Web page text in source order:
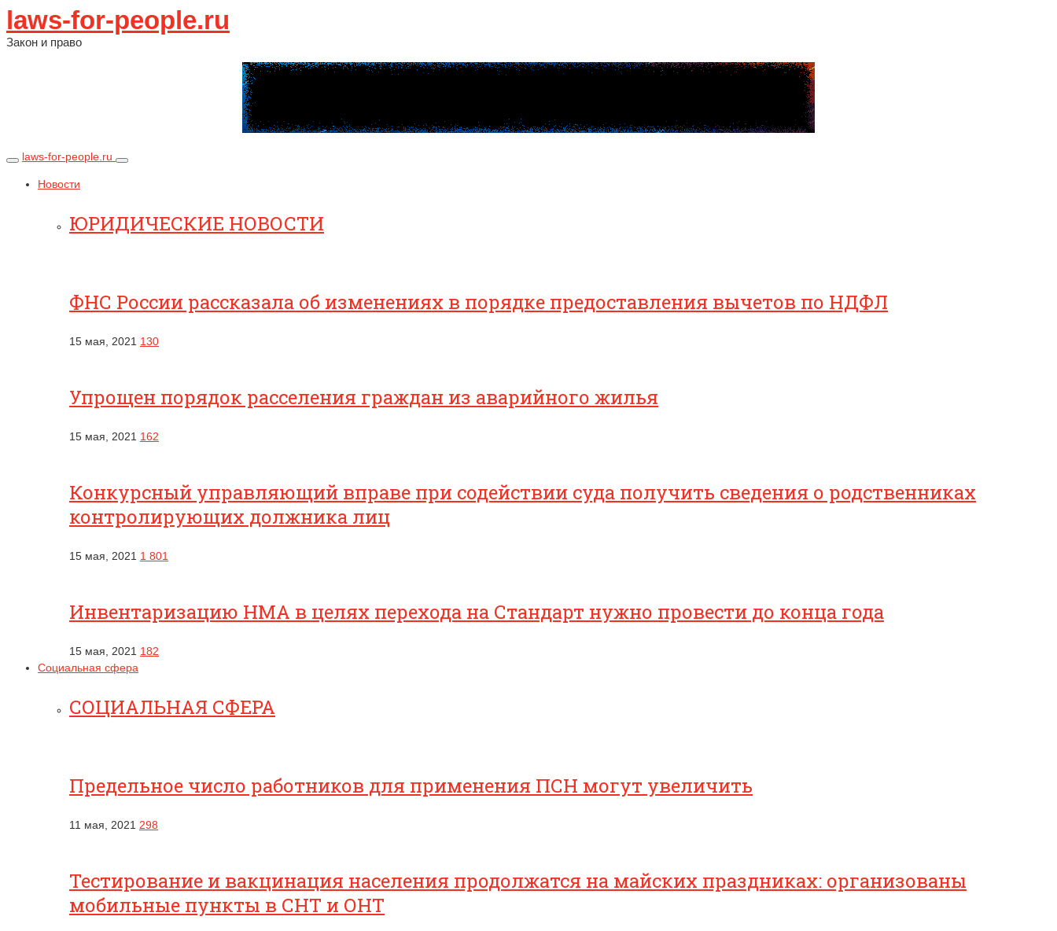
laws-for-people.ru
Закон и право
laws-for-people.ru
Новости
ЮРИДИЧЕСКИЕ НОВОСТИ
ФНС России рассказала об изменениях в порядке предоставления вычетов по НДФЛ
15 мая, 2021 130
Упрощен порядок расселения граждан из аварийного жилья
15 мая, 2021 162
Конкурсный управляющий вправе при содействии суда получить сведения о родственниках
контролирующих должника лиц
15 мая, 2021 1 801
Инвентаризацию НМА в целях перехода на Стандарт нужно провести до конца года
15 мая, 2021 182
Социальная сфера
СОЦИАЛЬНАЯ СФЕРА
Предельное число работников для применения ПСН могут увеличить
11 мая, 2021 298
Тестирование и вакцинация населения продолжатся на майских праздниках: организованы
мобильные пункты в СНТ и ОНТ